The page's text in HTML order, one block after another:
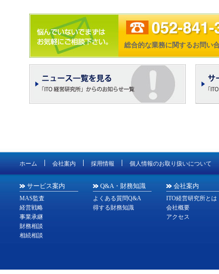
総合的な業務に関するお問い
ホーム 会社案内 採用情報 個人情報のお取り扱いについて
サービス案内
MAS監査
経営戦略
事業承継
財務相談
相続相談
Q&A・財務知識
よくある質問Q&A
得する財務知識
会社案内
ITO経営研究所とは
会社概要
アクセス